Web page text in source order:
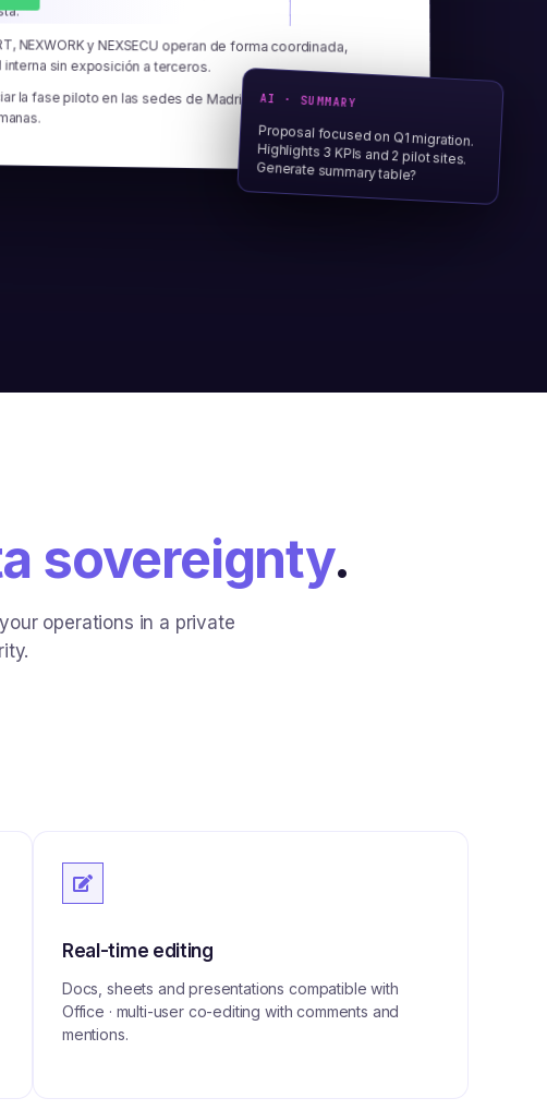
NEXWORK y NEXSECU operan de forma coordinada,
interna sin exposición a terceros.
la fase piloto en las sedes de Madrid y Barcelona durante
AI · SUMMARY
Proposal focused on Q1 migration.
Highlights 3 KPIs and 2 pilot sites.
Generate summary table?
sovereignty.
operations in a private
Real-time editing
Docs, sheets and presentations compatible with
Office · multi-user co-editing with comments and
mentions.